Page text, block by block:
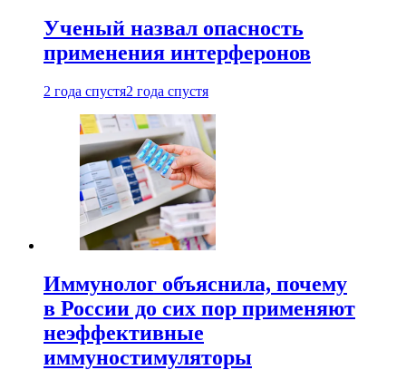
Ученый назвал опасность
применения интерферонов
2 года спустя2 года спустя
Иммунолог объяснила, почему
в России до сих пор применяют
неэффективные
иммуностимуляторы